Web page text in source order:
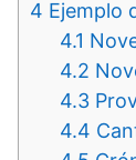
4 Ejemplo
4.1
4.2
4.3
4.4